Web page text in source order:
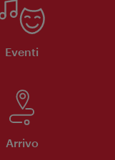
Eventi
Arrivo